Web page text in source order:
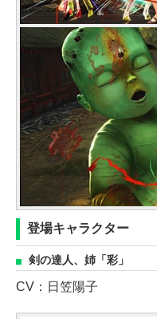
登場キャラクター
剣の達人、姉「彩」
CV：日笠陽子